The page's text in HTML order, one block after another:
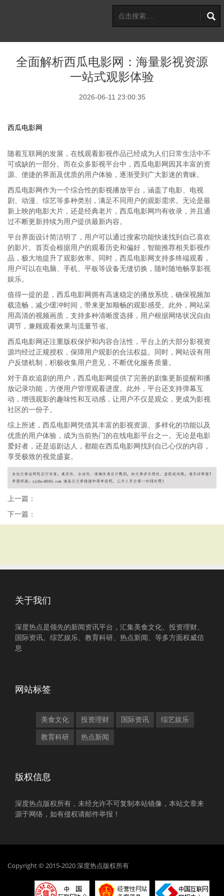
全面解析西瓜电影网：海量影视资源
一站式观影体验
2026-06-11 23:00:35
西瓜电影网
随着互联网的发展，在线观看影视作品已经成为人们日常生活中不
可或缺的一部分。而在众多影视平台中，西瓜电影网因其丰富的资
源、便捷的界面及优质的用户体验，逐渐受到广大影迷的青睐。
西瓜电影网作为一个综合性的影视播放平台，涵盖了电影、电视
剧、动漫、综艺等多种类别，满足不同用户的观影需求。无论是最
新上映的电影大片，还是经典老片，西瓜电影网均有收录，并且通
过不断更新持续为用户提供最新内容。
平台界面设计简洁明了，用户可以通过搜索功能快速找到自己喜欢
的影片。首页会根据用户的观看历史和偏好，智能推荐相关影视作
品，极大地提升了观影效率。同时，西瓜电影网支持多终端观看，
用户可以在电脑、手机、平板等设备无缝切换，随时随地畅享影视
娱乐。
值得一提的是，西瓜电影网拥有高速稳定的播放系统，确保视频加
载流畅，减少缓冲时间，带来更加顺畅的观影感受。此外，网站采
用高清的视频画质，支持多种清晰度选择，用户根据网络状况自由
调节，兼顾观看效果与流量节省。
西瓜电影网还注重版权保护和内容合法性，平台上的大部分影视资
源均经过正规授权，保障用户观影的合法权益。同时，网站设有用
户反馈机制，积极收集用户意见，不断优化服务质量。
对于喜欢追剧的用户，西瓜电影网提供了完善的剧集更新提醒和播
放记录功能，方便用户管理观看进度。此外，平台还支持弹幕互
动，增强观影的趣味性和互动感，让用户不仅是观众，更成为影视
社区的一份子。
综上所述，西瓜电影网凭借其丰富的影视资源、多样化的功能以及
优质的用户体验，成为当前热门的在线电影平台之一。无论是电影
爱好者，还是追剧达人，都能在西瓜电影网找到自己心仪的内容，
享受极致的视觉盛宴。
上一篇：
下一篇：
关于我们
深度热点是领先的新闻资讯平台，汇集美食文化、投资理财、
国际资讯、综艺娱乐、教育科研、热点新闻、等多方面权威信
息
网站标签
美食文化 投资理财 国际资讯 综艺娱乐
教育科研 热点新闻
版权信息
深度热点版权所有，未经允许不可复制本站镜像，本站文章来
源于网络，如有侵权请邮件举报！
Copyright © 2015-2020 深度热点版权所有